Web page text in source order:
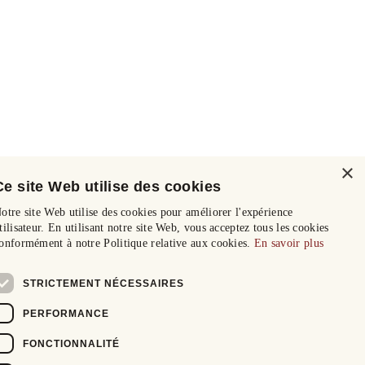
×
site Web utilise des cookies
site Web utilise des cookies pour améliorer l'expérience
En utilisant notre site Web, vous acceptez tous les cookies
à notre Politique relative aux cookies. En savoir plus
STRICTEMENT NÉCESSAIRES
PERFORMANCE
FONCTIONNALITÉ